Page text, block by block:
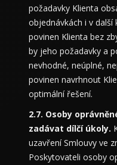
požadavky Klienta
objednávkách i v
povinen Klienta bez
by jeho požadavky a
nevhodné, neúplné,
povinen navrhnout
optimální řešení.
Osoby
zadávat dílčí úkoly.
uzavření Smlouvy ve
Poskytovateli osoby